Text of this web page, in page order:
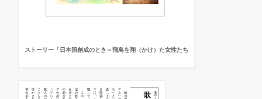
ストーリー「日本国創成のとき～飛鳥を翔（かけ）た女性たち